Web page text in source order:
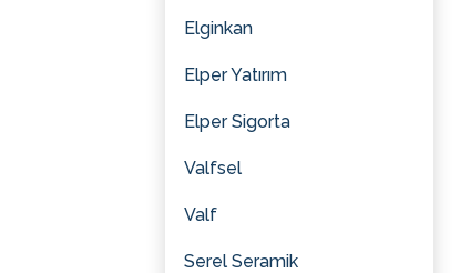
Elginkan
Elper Yatırım
Elper Sigorta
Valfsel
Valf
Serel Seramik